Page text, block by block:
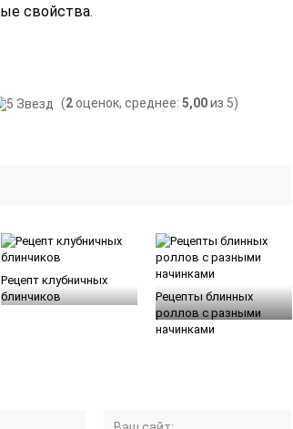
свойства.
(2оценок, среднее: 5,00из 5)
Рецепт клубничных
блинчиков
Рецепты блинных
роллов с разными
начинками